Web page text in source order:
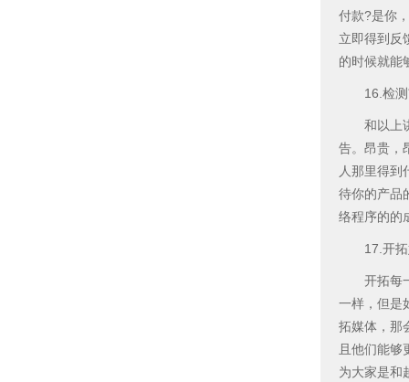
付款?是你
立即得到反
的时候就能
16.检测
和以上讲
告。昂贵，
人那里得到
待你的产品
络程序的的
17.开拓
开拓每一
一样，但是
拓媒体，那
且他们能
为大家是和